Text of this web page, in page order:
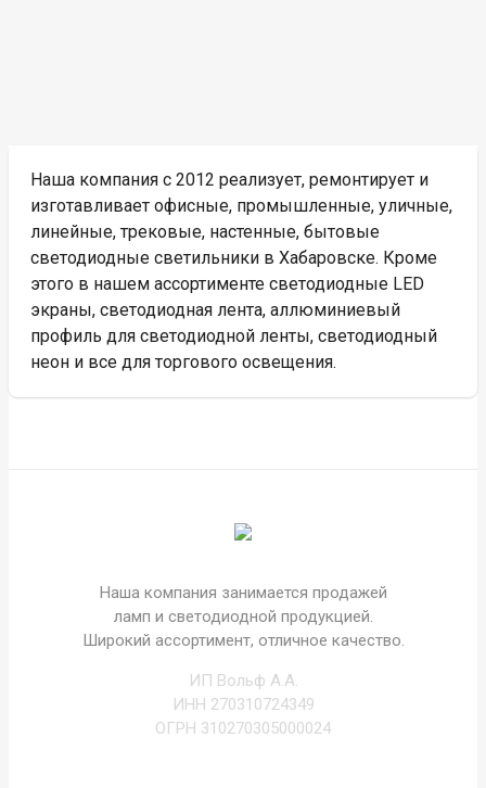
Наша компания с 2012 реализует, ремонтирует и
изготавливает офисные, промышленные, уличные,
линейные, трековые, настенные, бытовые
светодиодные светильники в Хабаровске. Кроме
этого в нашем ассортименте светодиодные LED
экраны, светодиодная лента, аллюминиевый
профиль для светодиодной ленты, светодиодный
неон и все для торгового освещения.
Наша компания занимается продажей
ламп и светодиодной продукцией.
Широкий ассортимент, отличное качество.
ИП Вольф А.А.
ИНН 270310724349
ОГРН 310270305000024